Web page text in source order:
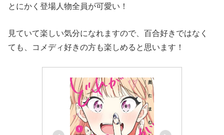
とにかく登場人物全員が可愛い！
見ていて楽しい気分になれますので、百合好きではなく
ても、コメディ好きの方も楽しめると思います！